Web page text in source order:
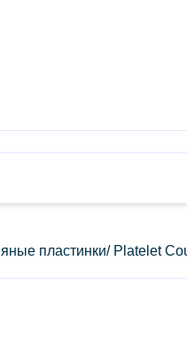
пластинки/ Platelet